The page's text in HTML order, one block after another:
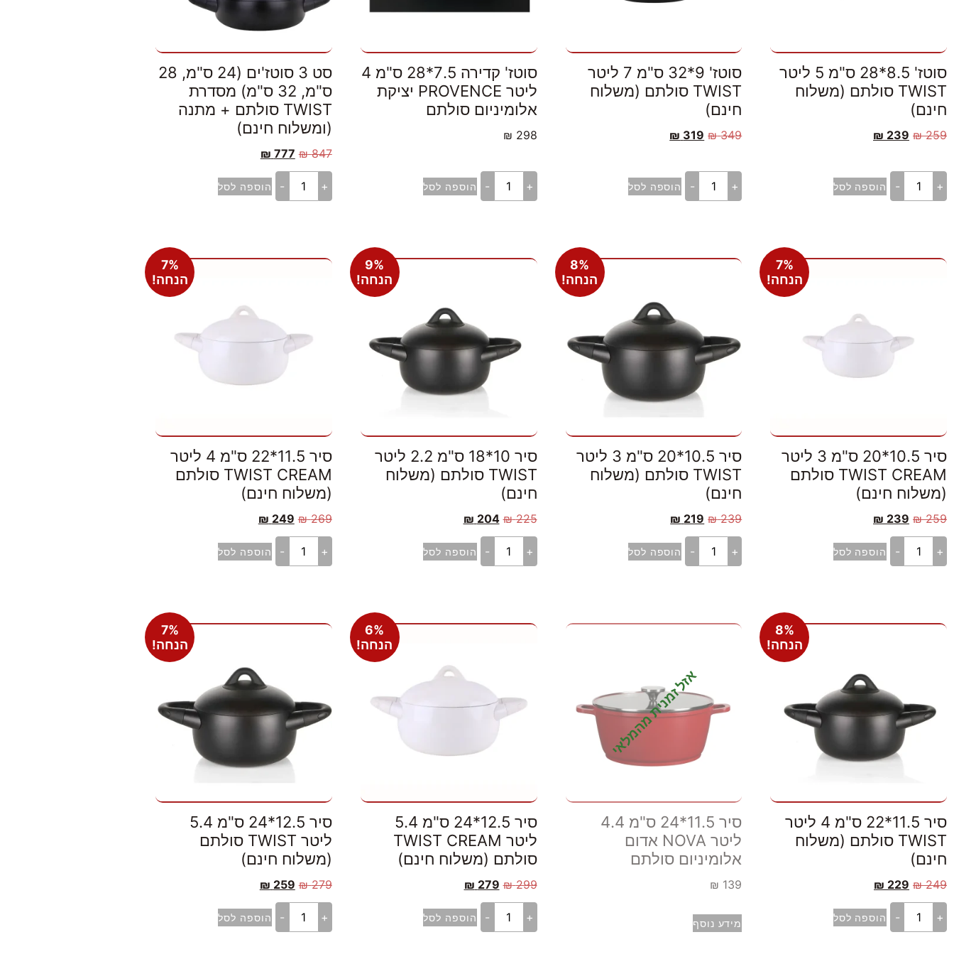
סוטז' 8.5*28 ס"מ 5 ליטר
TWIST סולתם (משלוח
חינם)
259
₪
239
₪
+
- הוספה לסל
סוטז' 9*32 ס"מ 7 ליטר
TWIST סולתם (משלוח
חינם)
349
₪
319
₪
+
- הוספה לסל
סוטז' קדירה 7.5*28 ס"מ 4
ליטר PROVENCE יציקת
אלומיניום סולתם
298
₪
+
- הוספה לסל
סט 3 סוטז'ים (24 ס"מ, 28
ס"מ, 32 ס"מ) מסדרת
TWIST סולתם + מתנה
(ומשלוח חינם)
847
₪
777
₪
+
- הוספה לסל
7%
הנחה!
סיר 10.5*20 ס"מ 3 ליטר
TWIST CREAM סולתם
(משלוח חינם)
259
₪
239
₪
+
- הוספה לסל
8%
הנחה!
סיר 10.5*20 ס"מ 3 ליטר
TWIST סולתם (משלוח
חינם)
239
₪
219
₪
+
- הוספה לסל
9%
הנחה!
סיר 10*18 ס"מ 2.2 ליטר
TWIST סולתם (משלוח
חינם)
225
₪
204
₪
+
- הוספה לסל
7%
הנחה!
סיר 11.5*22 ס"מ 4 ליטר
TWIST CREAM סולתם
(משלוח חינם)
269
₪
249
₪
+
- הוספה לסל
8%
הנחה!
סיר 11.5*22 ס"מ 4 ליטר
TWIST סולתם (משלוח
חינם)
249
₪
229
₪
+
- הוספה לסל
אזל זמנית מהמלאי
סיר 11.5*24 ס"מ 4.4
ליטר NOVA אדום
אלומיניום סולתם
139
₪
מידע נוסף
6%
הנחה!
סיר 12.5*24 ס"מ 5.4
ליטר TWIST CREAM
סולתם (משלוח חינם)
299
₪
279
₪
+
- הוספה לסל
7%
הנחה!
סיר 12.5*24 ס"מ 5.4
ליטר TWIST סולתם
(משלוח חינם)
279
₪
259
₪
+
- הוספה לסל